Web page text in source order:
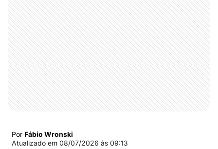
Por Fábio Wronski
Atualizado em 08/07/2026 às 09:13